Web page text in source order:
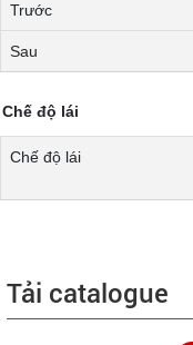
Trước
Sau
Chế độ lái
Chế độ lái
Tải catalogue